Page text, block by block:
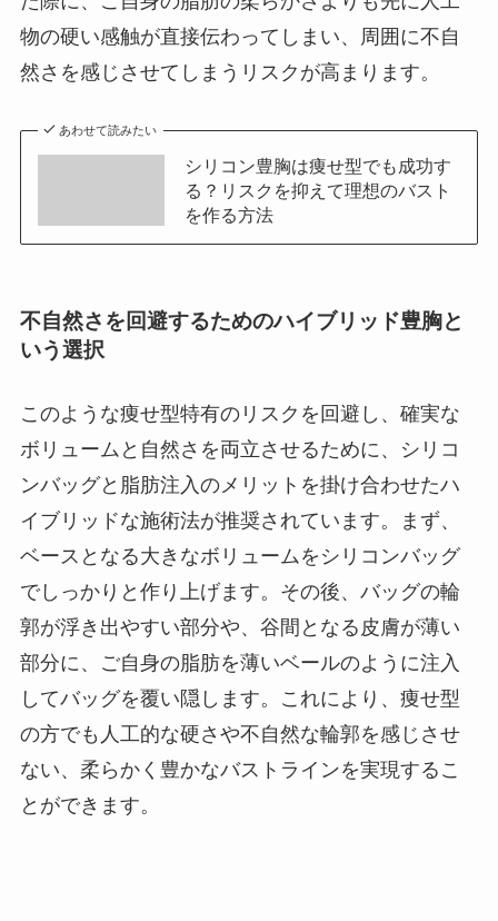
物の硬い感触が直接伝わってしまい、周囲に不自
然さを感じさせてしまうリスクが高まります。
あわせて読みたい
シリコン豊胸は痩せ型でも成功す
る？リスクを抑えて理想のバスト
を作る方法
不自然さを回避するためのハイブリッド豊胸と
いう選択
このような痩せ型特有のリスクを回避し、確実な
ボリュームと自然さを両立させるために、シリコ
ンバッグと脂肪注入のメリットを掛け合わせたハ
イブリッドな施術法が推奨されています。まず、
ベースとなる大きなボリュームをシリコンバッグ
でしっかりと作り上げます。その後、バッグの輪
郭が浮き出やすい部分や、谷間となる皮膚が薄い
部分に、ご自身の脂肪を薄いベールのように注入
してバッグを覆い隠します。これにより、痩せ型
の方でも人工的な硬さや不自然な輪郭を感じさせ
ない、柔らかく豊かなバストラインを実現するこ
とができます。